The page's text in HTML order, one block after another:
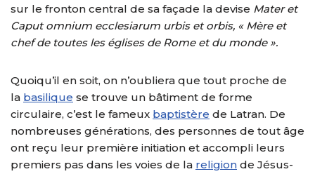
sur le fronton central de sa façade la devise Mater et
Caput omnium ecclesiarum urbis et orbis, « Mère et
chef de toutes les églises de Rome et du monde ».
Quoiqu’il en soit, on n’oubliera que tout proche de
la basilique se trouve un bâtiment de forme
circulaire, c’est le fameux baptistère de Latran. De
nombreuses générations, des personnes de tout âge
ont reçu leur première initiation et accompli leurs
premiers pas dans les voies de la religion de Jésus-